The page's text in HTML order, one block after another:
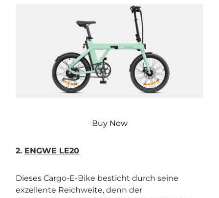
Buy Now
2. ENGWE LE20
Dieses Cargo-E-Bike besticht durch seine
exzellente Reichweite, denn der